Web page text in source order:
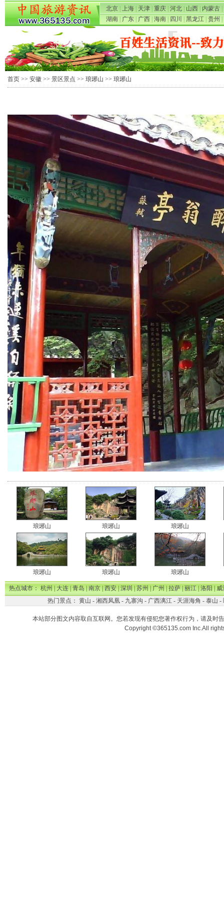
北京 上海 天津 重庆 河北 山西 内蒙古
湖南
广东 广西 海南 四川 黑龙江 贵州
首页 >> 安徽 >> 景区景点 >> 琅琊山 >> 琅琊山
琅琊山 琅琊山 琅琊山
琅琊山 琅琊山 琅琊山
热点城市：杭州|大连|青岛|南京|西安|深圳|苏州|广州|拉萨|丽江|洛阳|威
热门景点： 黄山 - 湘西凤凰- 九寨沟 - 广西漓江- 天涯海角 - 泰山 -
本站部分图文内容取自互联网。您若发现有侵犯您著作权行为，请及时
Copyright ©365135.com Inc.All